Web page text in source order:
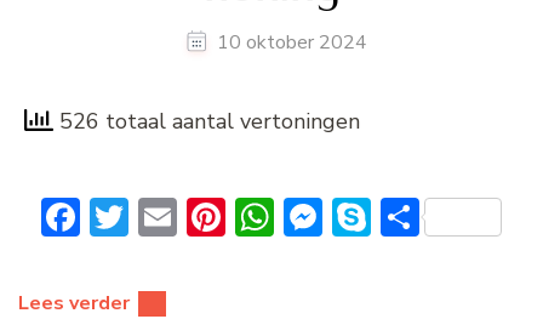
10 oktober 2024
526 totaal aantal vertoningen
Facebook
Twitter
EmailPinterest
WhatsApp
Messenger
Skype
Delen
Lees verder